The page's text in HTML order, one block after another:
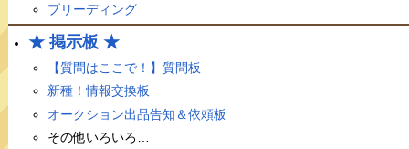
ブリーディング
★ 掲示板 ★
【質問はここで！】質問板
新種！情報交換板
オークション出品告知＆依頼板
その他いろいろ…